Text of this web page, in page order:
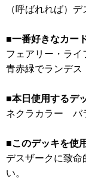
（呼ばれれば）
■一番好きなカー
フェアリー・ライ
青赤緑でランデス
■本日使用するデ
ネクラカラー バ
■このデッキを使
デスザークに致命
い。